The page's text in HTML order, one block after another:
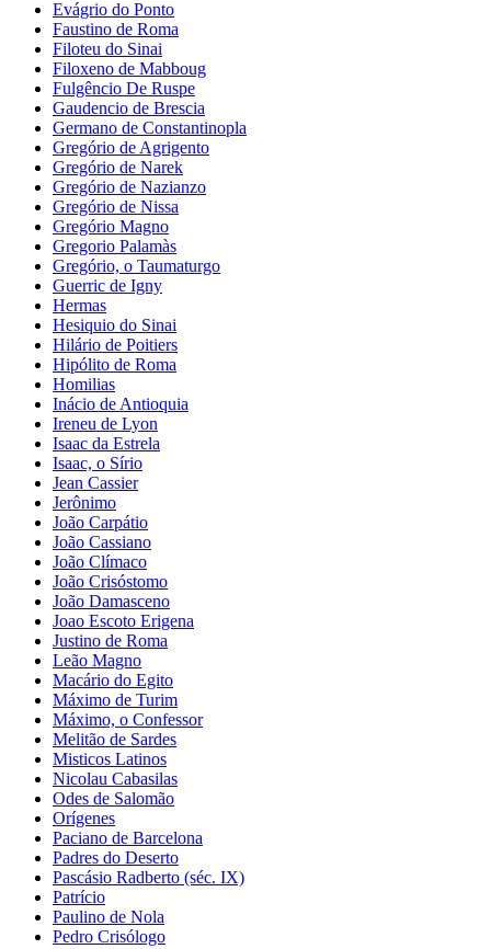
Evágrio do Ponto
Faustino de Roma
Filoteu do Sinai
Filoxeno de Mabboug
Fulgêncio De Ruspe
Gaudencio de Brescia
Germano de Constantinopla
Gregório de Agrigento
Gregório de Narek
Gregório de Nazianzo
Gregório de Nissa
Gregório Magno
Gregorio Palamàs
Gregório, o Taumaturgo
Guerric de Igny
Hermas
Hesiquio do Sinai
Hilário de Poitiers
Hipólito de Roma
Homilias
Inácio de Antioquia
Ireneu de Lyon
Isaac da Estrela
Isaac, o Sírio
Jean Cassier
Jerônimo
João Carpátio
João Cassiano
João Clímaco
João Crisóstomo
João Damasceno
Joao Escoto Erigena
Justino de Roma
Leão Magno
Macário do Egito
Máximo de Turim
Máximo, o Confessor
Melitão de Sardes
Misticos Latinos
Nicolau Cabasilas
Odes de Salomão
Orígenes
Paciano de Barcelona
Padres do Deserto
Pascásio Radberto (séc. IX)
Patrício
Paulino de Nola
Pedro Crisólogo